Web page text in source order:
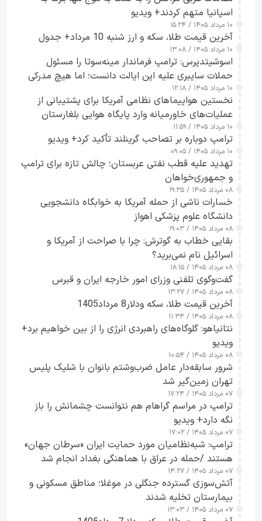
اسپانیا متهم کردند+ ویدیو
۱۰ مرداد ۱۴۰۵ / ۱۵:۲۴
آخرین قیمت طلا، سکه و ارز شنبه 10 مرداد+ جدول
۱۰ مرداد ۱۴۰۵ / ۱۳:۰۸
اسوشیتدپرس: ترامپ فرماندار مینه‌سوتا را مسئول
حملات سایبری علیه این ایالت دانست؛ اما هیچ مدرکی
ارائه نکرد
۱۰ مرداد ۱۴۰۵ / ۱۲:۱۸
نخستین هواپیماهای نظامی آمریکا برای پشتیبانی از
عملیات‌های خاورمیانه وارد پایگاه هوایی بلغارستان
شدند
۱۰ مرداد ۱۴۰۵ / ۱۱:۵۹
ترامپ دوباره بر تصاحب گرینلند تأکید کرد+ ویدیو
۱۰ مرداد ۱۴۰۵ / ۰۹:۰۵
تهدید علیه قطب نفتی عربستان؛ چالش تازه برای ترامپ
و جمهوری‌خواهان
۰۸ مرداد ۱۴۰۵ / ۱۹:۳۵
خسارات ناشی از حمله آمریکا به خوابگاه دانشجویی
دانشگاه علوم پزشکی اهواز
۰۸ مرداد ۱۴۰۵ / ۱۹:۰۳
بقایی خطاب به گوترش: چرا با صراحت از آمریکا و
اسرائیل نام نمی‌برید؟
۰۸ مرداد ۱۴۰۵ / ۱۸:۱۵
گفت‌وگوی تلفنی وزرای امور خارجه ایران و قبرس
۰۸ مرداد ۱۴۰۵ / ۱۳:۲۷
آخرین قیمت طلا، سکه ودلار8 مرداد1405
۰۸ مرداد ۱۴۰۵ / ۱۱:۳۴
نتانیاهو: گلوگاه‌های راهبردی انرژی را از بین خواهیم برد+
ویدیو
۰۸ مرداد ۱۴۰۵ / ۱۰:۵۴
شرور سابقه‌دار عامل ضرب‌وشتم بانوان با شلیک پلیس
تهران زمین‌گیر شد
۰۷ مرداد ۱۴۰۵ / ۱۷:۲۴
ترامپ در مراسم گراهام هم نتوانست چشمانش را باز
نگه دارد+ ویدیو
۰۷ مرداد ۱۴۰۵ / ۱۷:۰۲
ترامپ: شبه‌نظامیان مورد حمایت ایران «سرطان جهان»
هستند /حمله در عراق با هماهنگی بغداد انجام شد
۰۷ مرداد ۱۴۰۵ / ۱۴:۲۷
آتش‌سوزی گسترده جنگلی در موغلا؛ مناطق مسکونی و
بیمارستان تخلیه شدند
۰۷ مرداد ۱۴۰۵ / ۱۳:۰۳